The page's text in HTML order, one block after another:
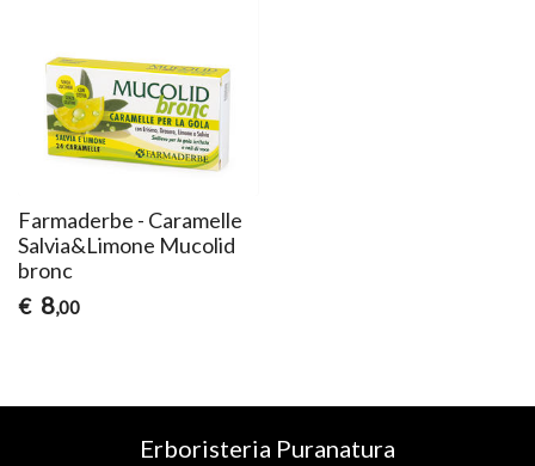
Farmaderbe - Caramelle
Salvia&Limone Mucolid
bronc
€ 8,00
Erboristeria Puranatura